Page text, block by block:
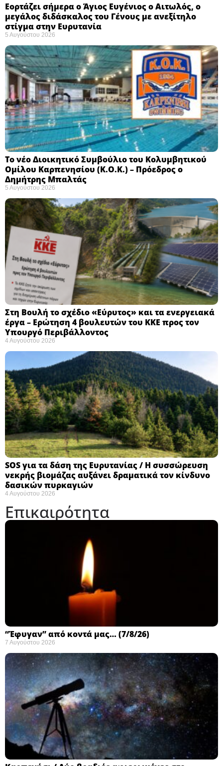
Εορτάζει σήμερα ο Άγιος Ευγένιος ο Αιτωλός, ο
μεγάλος διδάσκαλος του Γένους με ανεξίτηλο
στίγμα στην Ευρυτανία
5 Αυγούστου 2026
Το νέο Διοικητικό Συμβούλιο του Κολυμβητικού
Ομίλου Καρπενησίου (Κ.Ο.Κ.) – Πρόεδρος ο
Δημήτρης Μπαλτάς
5 Αυγούστου 2026
Στη Βουλή το σχέδιο «Εύρυτος» και τα ενεργειακά
έργα – Ερώτηση 4 βουλευτών του ΚΚΕ προς τον
Υπουργό Περιβάλλοντος
4 Αυγούστου 2026
SOS για τα δάση της Ευρυτανίας / Η συσσώρευση
νεκρής βιομάζας αυξάνει δραματικά τον κίνδυνο
δασικών πυρκαγιών
4 Αυγούστου 2026
Επικαιρότητα
“Έφυγαν” από κοντά μας… (7/8/26)
7 Αυγούστου 2026